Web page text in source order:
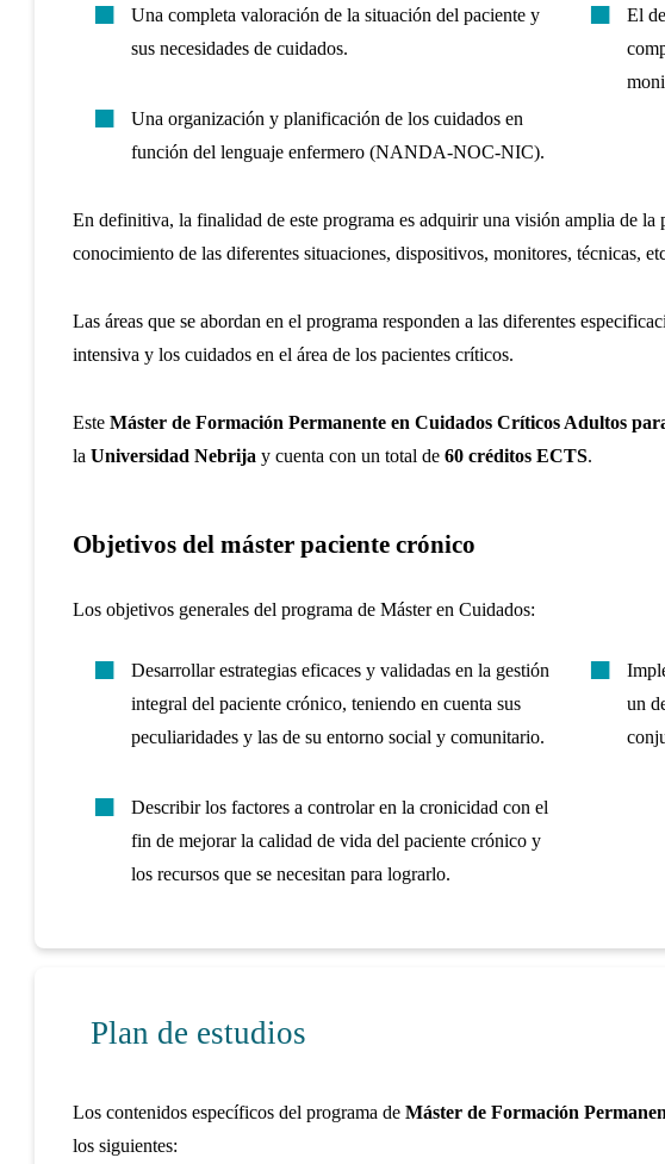
Una completa valoración de la situación del paciente y
sus necesidades de cuidados.
Una organización y planificación de los cuidados en
función del lenguaje enfermero (NANDA-NOC-NIC).
El
En definitiva, la finalidad de este programa es adquirir una visión amplia de
conocimiento de las diferentes situaciones, dispositivos, monitores, técnicas,
Las áreas que se abordan en el programa responden a las diferentes
intensiva y los cuidados en el área de los pacientes críticos.
Este Máster de Formación Permanente en Cuidados Críticos Adultos
la Universidad Nebrija y cuenta con un total de 60 créditos ECTS.
Objetivos del máster paciente crónico
Los objetivos generales del programa de Máster en Cuidados:
Desarrollar estrategias eficaces y validadas en la gestión
integral del paciente crónico, teniendo en cuenta sus
peculiaridades y las de su entorno social y comunitario.
Describir los factores a controlar en la cronicidad con el
fin de mejorar la calidad de vida del paciente crónico y
los recursos que se necesitan para lograrlo.
un
Plan de estudios
Los contenidos específicos del programa de Máster de Formación
los siguientes: